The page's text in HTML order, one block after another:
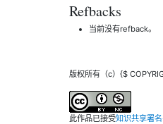
Refbacks
当前没有refback。
版权所有（c）{$
此作品已接受知识共享署